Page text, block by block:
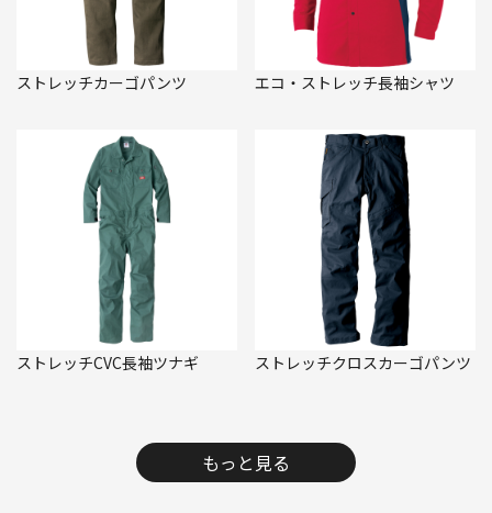
ストレッチカーゴパンツ エコ・ストレッチ長袖シャツ
ストレッチCVC長袖ツナギ ストレッチクロスカーゴパンツ
もっと見る